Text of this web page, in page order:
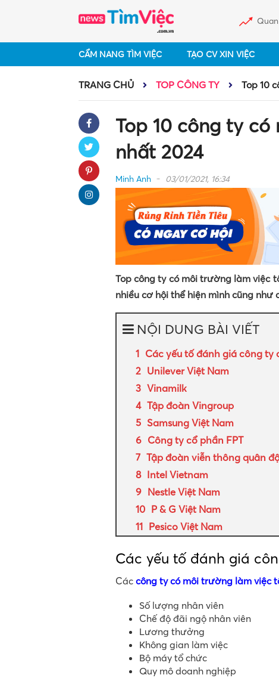
CẨM NANG TÌM VIỆC TẠO CV XIN VIỆC
TRANG CHỦ TOP CÔNG TY Top 10
Top 10 công ty
nhất 2024
Minh Anh 03/01/2021, 16:34
Top công ty có môi trường làm việc
nhiều cơ hội thể hiện mình cũng
NỘI DUNG BÀI VIẾT
Các yếu tố đánh giá công
Unilever Việt Nam
Vinamilk
Tập đoàn Vingroup
Samsung Việt Nam
Công ty cổ phần FPT
Tập đoàn viễn thông quân
Intel Vietnam
Nestle Việt Nam
P & G Việt Nam
Pesico Việt Nam
Các yếu tố đánh giá
Các công ty có môi trường làm việc
Số lượng nhân viên
Chế độ đãi ngộ nhân viên
Lương thưởng
Không gian làm việc
Bộ máy tổ chức
Quy mô doanh nghiệp